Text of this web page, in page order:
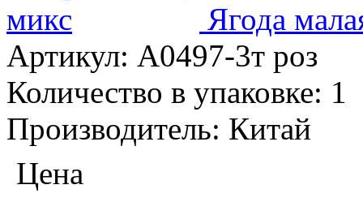
Ягода
Артикул: A0497-3т роз
Количество в упаковке: 1
Производитель: Китай
Цена